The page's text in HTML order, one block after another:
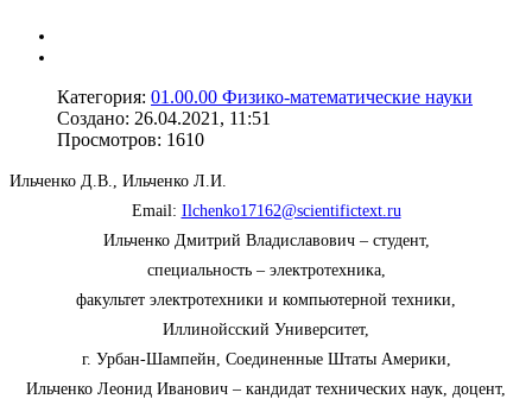
Категория: 01.00.00 Физико-математические науки
Создано: 26.04.2021, 11:51
Просмотров: 1610
Ильченко Д.В., Ильченко Л.И.
Email: Ilchenko17162@scientifictext.ru
Ильченко Дмитрий Владиславович – студент,
специальность – электротехника,
факультет электротехники и компьютерной техники,
Иллинойсский Университет,
г. Урбан-Шампейн, Соединенные Штаты Америки,
Ильченко Леонид Иванович – кандидат технических наук, доцент,